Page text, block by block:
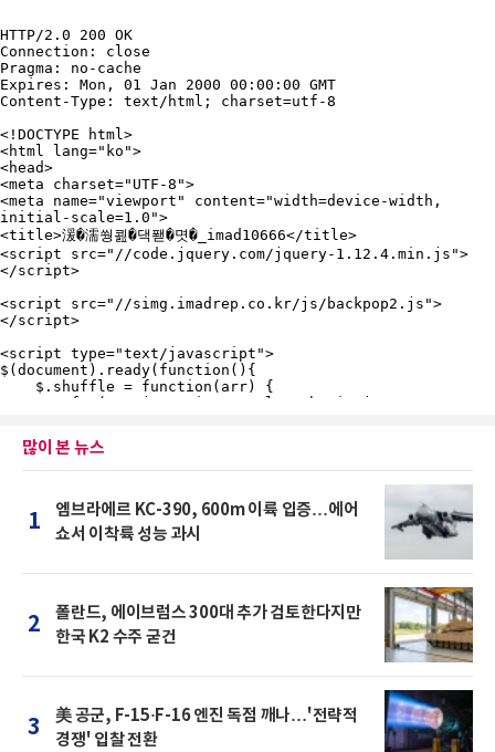
많이 본 뉴스
1
엠브라에르 KC-390, 600m 이륙 입증…에어
쇼서 이착륙 성능 과시
2
폴란드, 에이브럼스 300대 추가 검토한다지만
한국 K2 수주 굳건
3
美 공군, F-15·F-16 엔진 독점 깨나…'전략적
경쟁' 입찰 전환